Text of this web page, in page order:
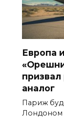
Европа
призвал
аналог
Париж
Лондоном